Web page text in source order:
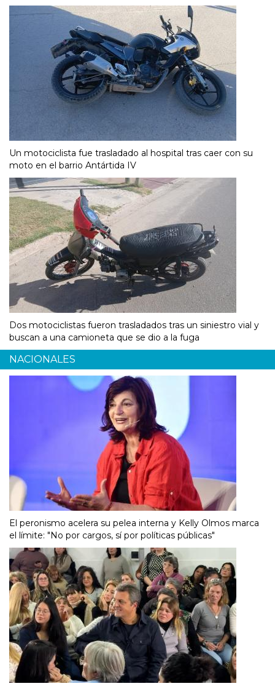
Un motociclista fue trasladado al hospital tras caer con su
moto en el barrio Antártida IV
Dos motociclistas fueron trasladados tras un siniestro vial y
buscan a una camioneta que se dio a la fuga
NACIONALES
El peronismo acelera su pelea interna y Kelly Olmos marca
el límite: "No por cargos, sí por políticas públicas"